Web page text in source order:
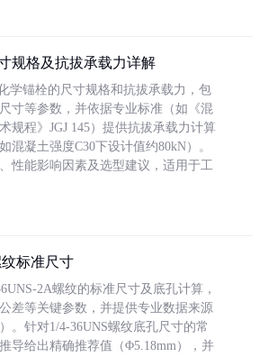
规格及抗拔承载力详解
学锚栓的尺寸规格和抗拔承载力，包
寸等参数，并依据专业标准（如《混
规程》JGJ 145）提供抗拔承载力计算
混凝土强度C30下设计值约80kN）。
性能影响因素及选型建议，适用于工
纹标准尺寸
2A螺纹的标准尺寸及底孔计算，
差等关键参数，并提供专业数据来源
。针对1/4-36UNS螺纹底孔尺寸的常
导给出精确推荐值（Φ5.18mm），并